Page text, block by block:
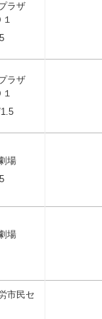
ラザ
ラザ
場
場
市民セ